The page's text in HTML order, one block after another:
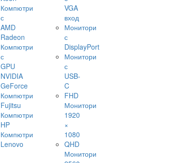
Компютри
с
AMD
Radeon
Компютри
с
GPU
NVIDIA
GeForce
Компютри
Fujitsu
Компютри
HP
Компютри
Lenovo
VGA
вход
Монитори
с
DisplayPort
Монитори
с
USB-
C
FHD
Монитори
1920
×
1080
QHD
Монитори